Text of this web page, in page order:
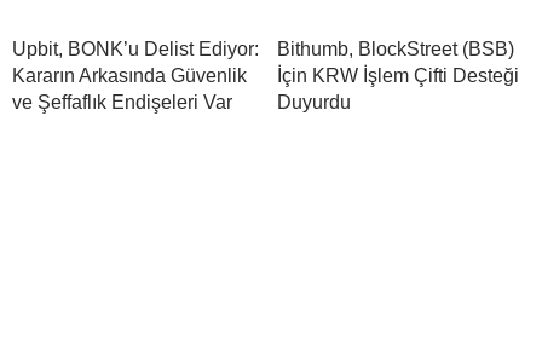
Upbit, BONK’u Delist Ediyor:
Kararın Arkasında Güvenlik
ve Şeffaflık Endişeleri Var
Bithumb, BlockStreet (BSB)
İçin KRW İşlem Çifti Desteği
Duyurdu